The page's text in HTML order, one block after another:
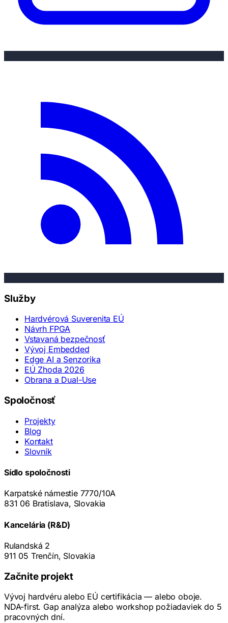
Služby
Hardvérová Suverenita EÚ
Návrh FPGA
Vstavaná bezpečnosť
Vývoj Embedded
Edge AI a Senzorika
EÚ Zhoda 2026
Obrana a Dual-Use
Spoločnosť
Projekty
Blog
Kontakt
Slovník
Sídlo spoločnosti
Karpatské námestie 7770/10A
831 06 Bratislava, Slovakia
Kancelária (R&D)
Rulandská 2
911 05 Trenčín, Slovakia
Začnite projekt
Vývoj hardvéru alebo EÚ certifikácia — alebo oboje.
NDA-first. Gap analýza alebo workshop požiadaviek do 5
pracovných dní.